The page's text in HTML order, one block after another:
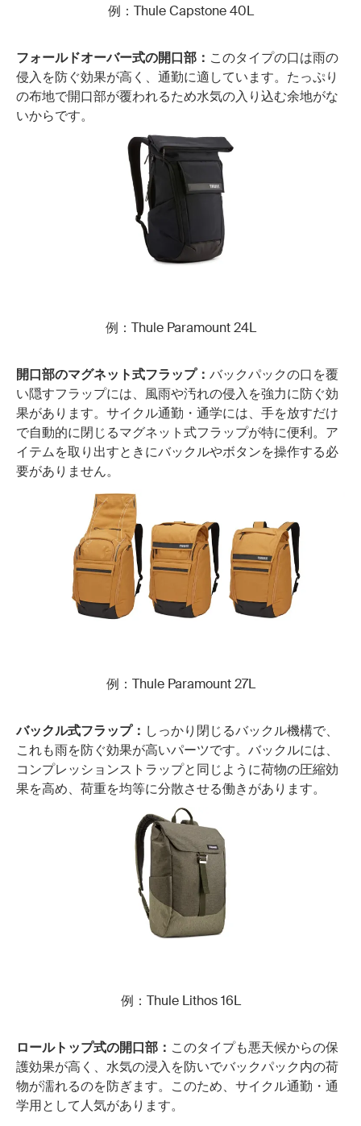
例：Thule Capstone 40L
フォールドオーバー式の開口部： このタイプの口は雨の
侵入を防ぐ効果が高く、通勤に適しています。たっぷり
の布地で開口部が覆われるため水気の入り込む余地がな
いからです。
例：Thule Paramount 24L
開口部のマグネット式フラップ： バックパックの口を覆
い隠すフラップには、風雨や汚れの侵入を強力に防ぐ効
果があります。サイクル通勤・通学には、手を放すだけ
で自動的に閉じるマグネット式フラップが特に便利。ア
イテムを取り出すときにバックルやボタンを操作する必
要がありません。
例：Thule Paramount 27L
バックル式フラップ： しっかり閉じるバックル機構で、
これも雨を防ぐ効果が高いパーツです。バックルには、
コンプレッションストラップと同じように荷物の圧縮効
果を高め、荷重を均等に分散させる働きがあります。
例：Thule Lithos 16L
ロールトップ式の開口部： このタイプも悪天候からの保
護効果が高く、水気の浸入を防いでバックパック内の荷
物が濡れるのを防ぎます。このため、サイクル通勤・通
学用として人気があります。